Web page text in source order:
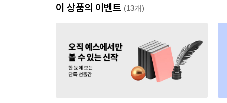
이 상품의 이벤트 (13개)